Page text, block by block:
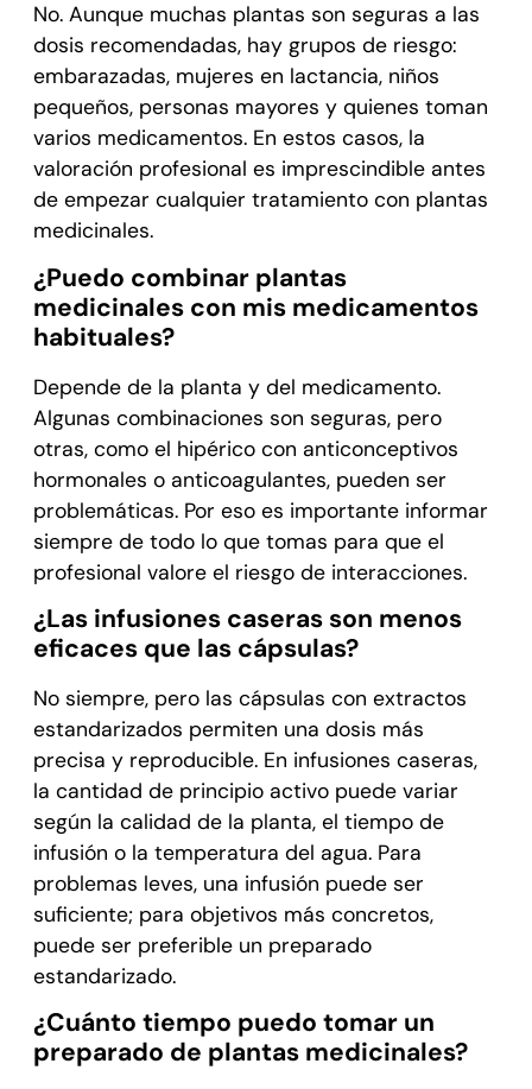
No. Aunque muchas plantas son seguras a las
dosis recomendadas, hay grupos de riesgo:
embarazadas, mujeres en lactancia, niños
pequeños, personas mayores y quienes toman
varios medicamentos. En estos casos, la
valoración profesional es imprescindible antes
de empezar cualquier tratamiento con plantas
medicinales.
¿Puedo combinar plantas
medicinales con mis medicamentos
habituales?
Depende de la planta y del medicamento.
Algunas combinaciones son seguras, pero
otras, como el hipérico con anticonceptivos
hormonales o anticoagulantes, pueden ser
problemáticas. Por eso es importante informar
siempre de todo lo que tomas para que el
profesional valore el riesgo de interacciones.
¿Las infusiones caseras son menos
eficaces que las cápsulas?
No siempre, pero las cápsulas con extractos
estandarizados permiten una dosis más
precisa y reproducible. En infusiones caseras,
la cantidad de principio activo puede variar
según la calidad de la planta, el tiempo de
infusión o la temperatura del agua. Para
problemas leves, una infusión puede ser
suficiente; para objetivos más concretos,
puede ser preferible un preparado
estandarizado.
¿Cuánto tiempo puedo tomar un
preparado de plantas medicinales?